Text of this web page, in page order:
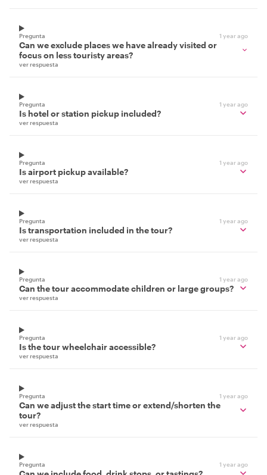
Pregunta 1 year ago
Can we exclude places we have already visited or
focus on less touristy areas?
ver respuesta
Pregunta 1 year ago
Is hotel or station pickup included?
ver respuesta
Pregunta 1 year ago
Is airport pickup available?
ver respuesta
Pregunta 1 year ago
Is transportation included in the tour?
ver respuesta
Pregunta 1 year ago
Can the tour accommodate children or large groups?
ver respuesta
Pregunta 1 year ago
Is the tour wheelchair accessible?
ver respuesta
Pregunta 1 year ago
Can we adjust the start time or extend/shorten the
tour?
ver respuesta
Pregunta 1 year ago